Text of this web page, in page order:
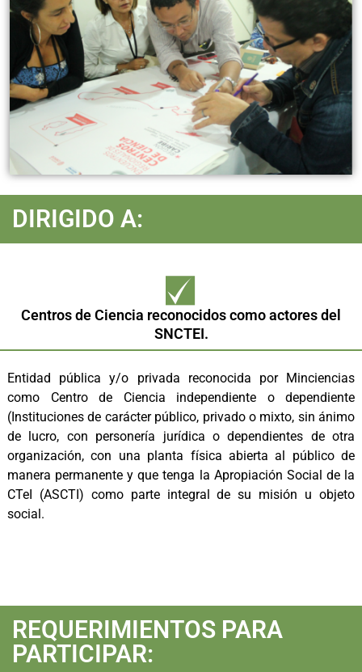
DIRIGIDO A:
Centros de Ciencia reconocidos como actores del
SNCTEI.
Entidad pública y/o privada reconocida por Minciencias
como Centro de Ciencia independiente o dependiente
(Instituciones de carácter público, privado o mixto, sin ánimo
de lucro, con personería jurídica o dependientes de otra
organización, con una planta física abierta al público de
manera permanente y que tenga la Apropiación Social de la
CTeI (ASCTI) como parte integral de su misión u objeto
social.
REQUERIMIENTOS PARA
PARTICIPAR: